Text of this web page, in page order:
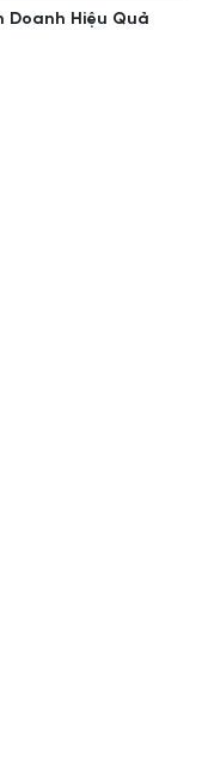
Doanh Hiệu Quả